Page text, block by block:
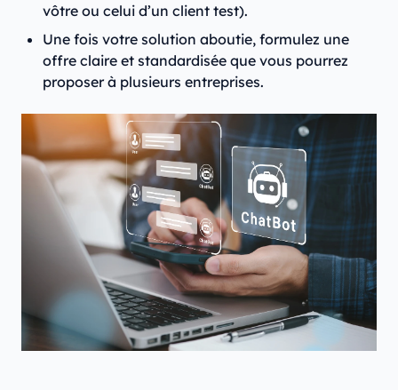
vôtre ou celui d’un client test).
Une fois votre solution aboutie, formulez une
offre claire et standardisée que vous pourrez
proposer à plusieurs entreprises.